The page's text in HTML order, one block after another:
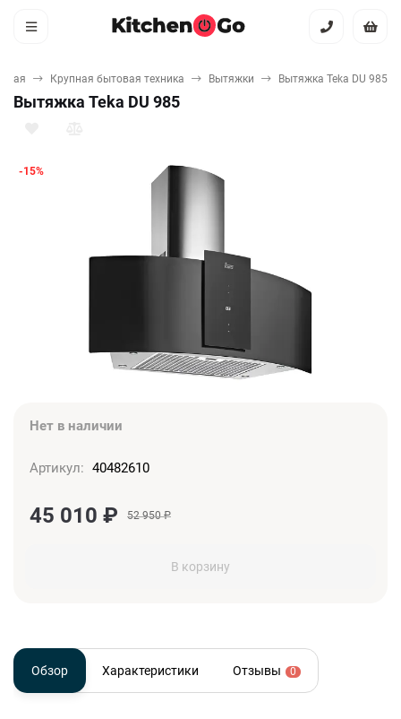
Крупная бытовая техника Вытяжки Вытяжка Teka DU 985
Вытяжка Teka DU 985
-15%
Нет в наличии
Артикул: 40482610
45 010 ₽ 52 950₽
В корзину
Обзор Характеристики Отзывы 0